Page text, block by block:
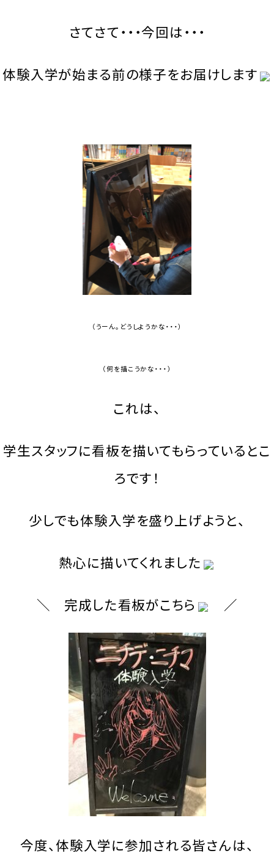
さてさて・・・今回は・・・
体験入学が始まる前の様子をお届けします
（うーん。どうしようかな・・・）
（何を描こうかな・・・）
これは、
学生スタッフに看板を描いてもらっているとこ
ろです！
少しでも体験入学を盛り上げようと、
熱心に描いてくれました
＼ 完成した看板がこちら ／
今度、体験入学に参加される皆さんは、